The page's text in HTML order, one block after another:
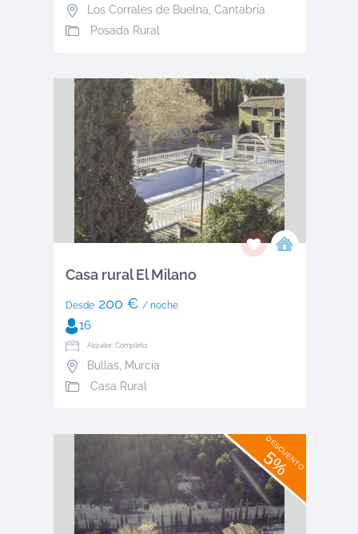
Los Corrales de Buelna, Cantabria
Posada Rural
Casa rural El Milano
Desde200 € / noche
16
Alquiler: Completo
Bullas, Murcia
Casa Rural
DESCUENTO
5%